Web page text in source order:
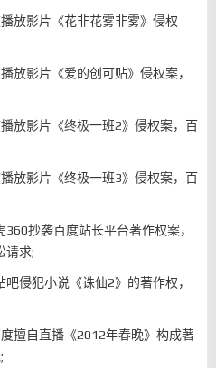
放影片《花非花雾非雾》侵权
放影片《爱的创可贴》侵权案，
放影片《终极一班2》侵权案，百
放影片《终极一班3》侵权案，百
抄袭百度站长平台著作权案，
请求;
侵犯小说《诛仙2》的著作权，
擅自直播《2012年春晚》构成著